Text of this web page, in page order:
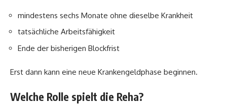
mindestens sechs Monate ohne dieselbe Krankheit
tatsächliche Arbeitsfähigkeit
Ende der bisherigen Blockfrist
Erst dann kann eine neue Krankengeldphase beginnen.
Welche Rolle spielt die Reha?